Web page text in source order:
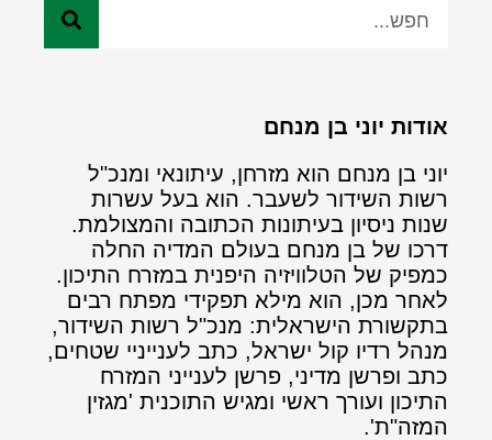
אודות יוני בן מנחם
יוני בן מנחם הוא מזרחן, עיתונאי ומנכ"ל
רשות השידור לשעבר. הוא בעל עשרות
שנות ניסיון בעיתונות הכתובה והמצולמת.
דרכו של בן מנחם בעולם המדיה החלה
כמפיק של הטלוויזיה היפנית במזרח התיכון.
לאחר מכן, הוא מילא תפקידי מפתח רבים
בתקשורת הישראלית: מנכ"ל רשות השידור,
מנהל רדיו קול ישראל, כתב לענייניי שטחים,
כתב ופרשן מדיני, פרשן לענייני המזרח
התיכון ועורך ראשי ומגיש התוכנית 'מגזין
המזה"ת'.